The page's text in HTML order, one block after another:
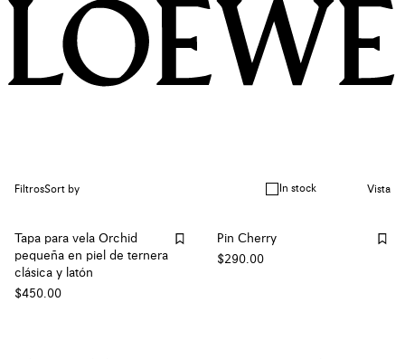
FiltrosSort by In stock Vista
Tapa para vela Orchid
pequeña en piel de ternera
clásica y latón
$450.00
Pin Cherry
$290.00